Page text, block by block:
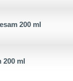
200 ml
200 ml